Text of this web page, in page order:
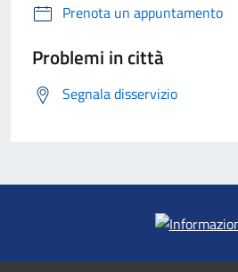
Prenota un appuntamento
Problemi in città
Segnala disservizio